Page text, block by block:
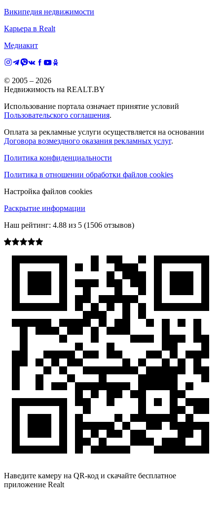
Википедия недвижимости
Карьера в Realt
Медиакит
© 2005 – 2026
Недвижимость на REALT.BY
Использование портала означает принятие условий
Пользовательского соглашения.
Оплата за рекламные услуги осуществляется на основании
Договора возмездного оказания рекламных услуг.
Политика конфиденциальности
Политика в отношении обработки файлов cookies
Настройка файлов cookies
Раскрытие информации
Наш рейтинг: 4.88 из 5 (1506 отзывов)
Наведите камеру на QR-код и скачайте бесплатное
приложение Realt